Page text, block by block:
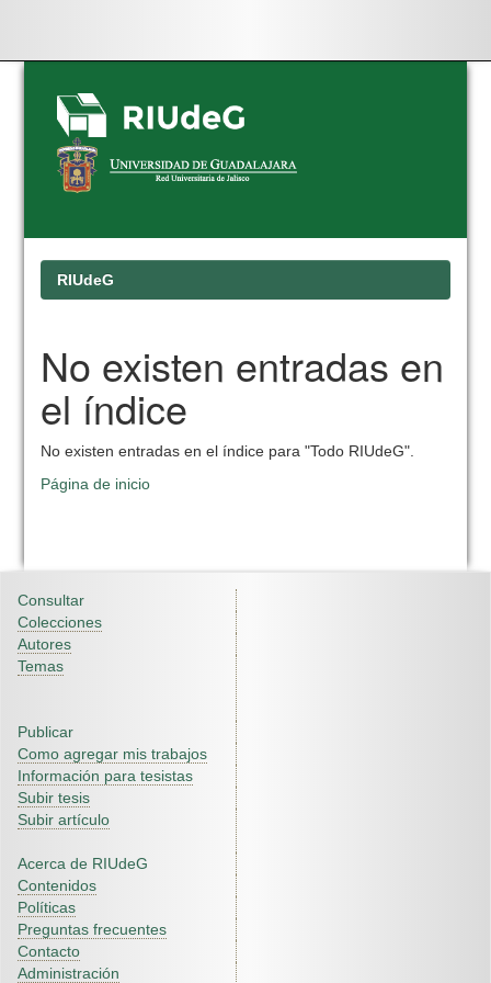
Skip
navigation
RIUdeG
No existen entradas en
el índice
No existen entradas en el índice para "Todo RIUdeG".
Página de inicio
Consultar
Colecciones
Autores
Temas
Publicar
Como agregar mis trabajos
Información para tesistas
Subir tesis
Subir artículo
Acerca de RIUdeG
Contenidos
Políticas
Preguntas frecuentes
Contacto
Administración